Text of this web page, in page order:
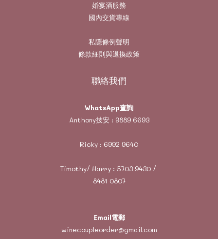
婚宴酒服務
國內交貨專線
私隱條例聲明
條款細則與退換政策
聯絡我們
WhatsApp查詢
Anthony技安 : 9889 6693
Ricky : 6992 9640
Timothy/ Harry : 5703 9430/
8481 0807
Email電郵
winecoupleorder@gmail.com